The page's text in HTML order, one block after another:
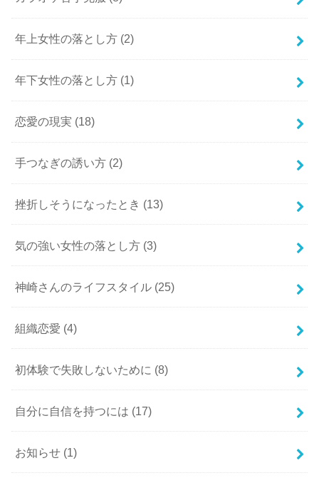
年上女性の落とし方 (2)
年下女性の落とし方 (1)
恋愛の現実 (18)
手つなぎの誘い方 (2)
挫折しそうになったとき (13)
気の強い女性の落とし方 (3)
神崎さんのライフスタイル (25)
組織恋愛 (4)
初体験で失敗しないために (8)
自分に自信を持つには (17)
お知らせ (1)